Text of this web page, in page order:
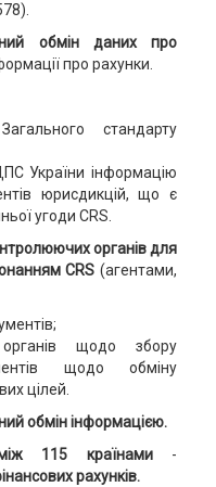
обмін даних про
про рахунки.
стандарту
України інформацію
юрисдикцій, що є
угоди CRS.
органів для
CRS(агентами,
щодо збору
щодо обміну
цілей.
обмін інформацією.
115 країнами-
рахунків.